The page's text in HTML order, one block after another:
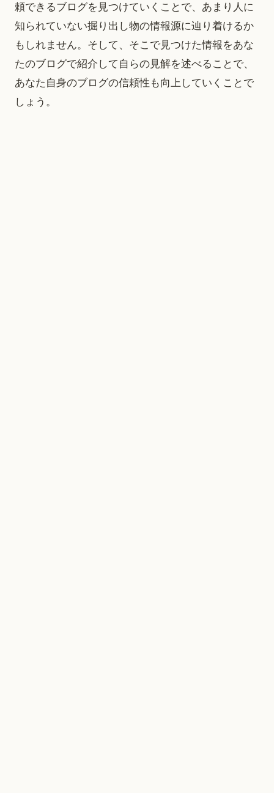
頼できるブログを見つけていくことで、あまり人に
知られていない掘り出し物の情報源に辿り着けるか
もしれません。そして、そこで見つけた情報をあな
たのブログで紹介して自らの見解を述べることで、
あなた自身のブログの信頼性も向上していくことで
しょう。